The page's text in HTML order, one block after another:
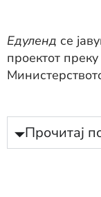
Едуленд се
проектот
Прочитај